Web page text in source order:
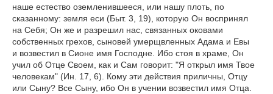
наше естество оземленившееся, или нашу плоть, по
сказанному: земля еси (Быт. 3, 19), которую Он воспринял
на Себя; Он же и разрешил нас, связанных оковами
собственных грехов, сыновей умерщвленных Адама и Евы
и возвестил в Сионе имя Господне. Ибо стоя в храме, Он
учил об Отце Своем, как и Сам говорит: "Я открыл имя Твое
человекам" (Ин. 17, 6). Кому эти действия приличны, Отцу
или Сыну? Все Сыну, ибо Он в учении возвестил имя Отца.